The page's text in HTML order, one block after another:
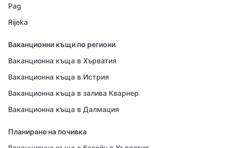
Pag
Rijeka
Ваканционни къщи по региони
Ваканционна къща в Хърватия
Ваканционна къща в Истрия
Ваканционна къща в залива Кварнер
Ваканционна къща в Далмация
Планиране на почивка